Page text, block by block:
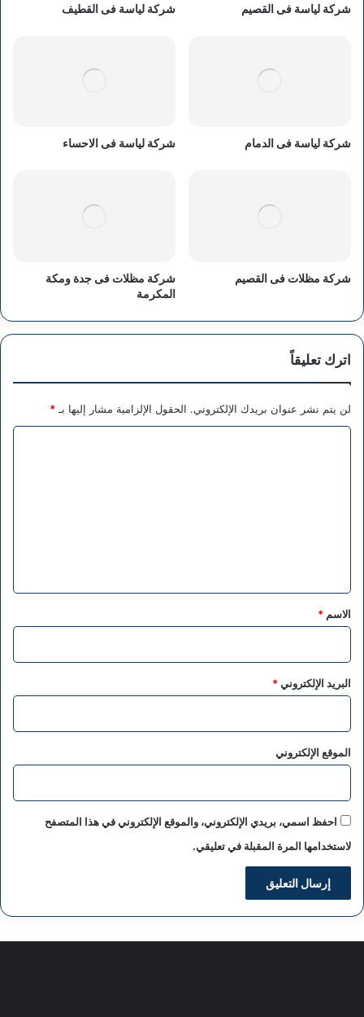
شركة لياسة فى القصيم شركة لياسة فى القطيف
شركة لياسة فى الدمام شركة لياسة فى الاحساء
شركة مظلات فى القصيم
شركة مظلات فى جدة ومكة
المكرمة
اترك تعليقاً
لن يتم نشر عنوان بريدك الإلكتروني. الحقول الإلزامية مشار إليها بـ*
*
الاسم *
البريد الإلكتروني*
الموقع الإلكتروني
احفظ اسمي، بريدي الإلكتروني، والموقع الإلكتروني في هذا المتصفح
لاستخدامها المرة المقبلة في تعليقي.